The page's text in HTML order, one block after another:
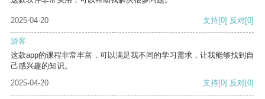
2025-04-20 支持[0] 反对[0]
游客
这款app的课程非常丰富，可以满足我不同的学习需求，让我能够找到自
己感兴趣的知识。
2025-04-20
支持[0] 反对[0]